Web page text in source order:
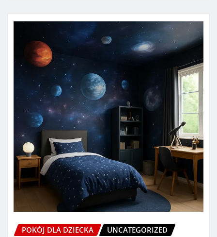
POKÓJ DLA DZIECKA UNCATEGORIZED